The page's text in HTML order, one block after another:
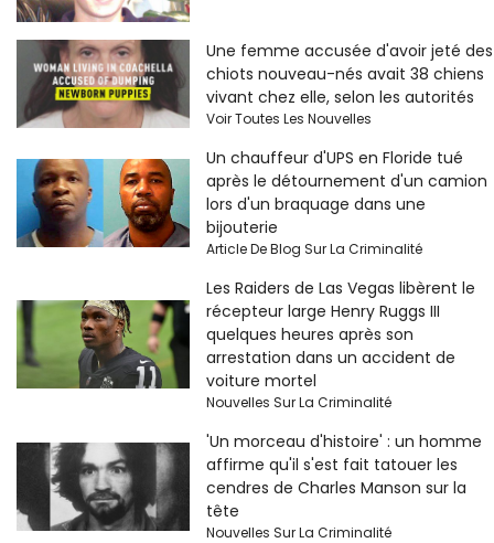
Une femme accusée d'avoir jeté des
chiots nouveau-nés avait 38 chiens
vivant chez elle, selon les autorités
Voir Toutes Les Nouvelles
Un chauffeur d'UPS en Floride tué
après le détournement d'un camion
lors d'un braquage dans une
bijouterie
Article De Blog Sur La Criminalité
Les Raiders de Las Vegas libèrent le
récepteur large Henry Ruggs III
quelques heures après son
arrestation dans un accident de
voiture mortel
Nouvelles Sur La Criminalité
'Un morceau d'histoire' : un homme
affirme qu'il s'est fait tatouer les
cendres de Charles Manson sur la
tête
Nouvelles Sur La Criminalité